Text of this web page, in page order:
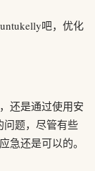
吧，优化
还是通过使用安
问题，尽管有些
急还是可以的。